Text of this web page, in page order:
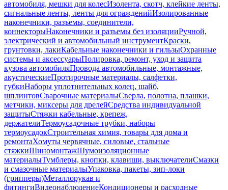
автомобиля, мешки для колесИзолента, скотч, клейкие ленты,
сигнальные ленты, ленты для огражденийИзолированные
наконечники, разъемы, соединители,
коннекторыНаконечники и разъемы без изоляцииРучной,
электрический и автомобильный инструментКраски,
грунтовки, лакиКабельные наконечники и гильзыОхранные
системы и аксессуарыПолировка, ремонт, уход и защита
кузова автомобиляПровода автомобильные, монтажные,
акустическиеПротирочные материалы, салфетки,
губкиНаборы уплотнительных колец, шайб,
шплинтовСварочные материалыСверла, полотна, плашки,
метчики, миксеры для дрелейСредства индивидуальной
защитыСтяжки кабельные, крепеж,
держателиТермоусадочные трубки, наборы
термоусадокСтроительная химия, товары для дома и
ремонтаХомуты червячные, силовые, стальные
стяжкиШиномонтажШумоизоляционные
материалыТумблеры, кнопки, клавиши, выключателиСмазки
и смазочные материалыУпаковка, пакеты, зип-локи
(грипперы)Металлорукав и
фитингиВидеонаблюдениеКондиционеры и расходные